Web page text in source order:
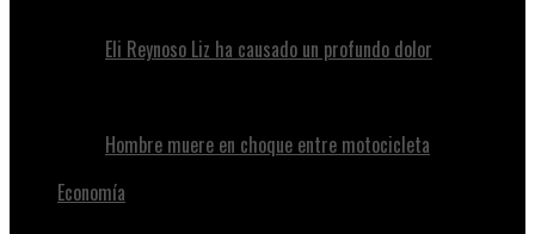
Eli Reynoso Liz ha causado un profundo dolor
Hombre muere en choque entre motocicleta
Economía